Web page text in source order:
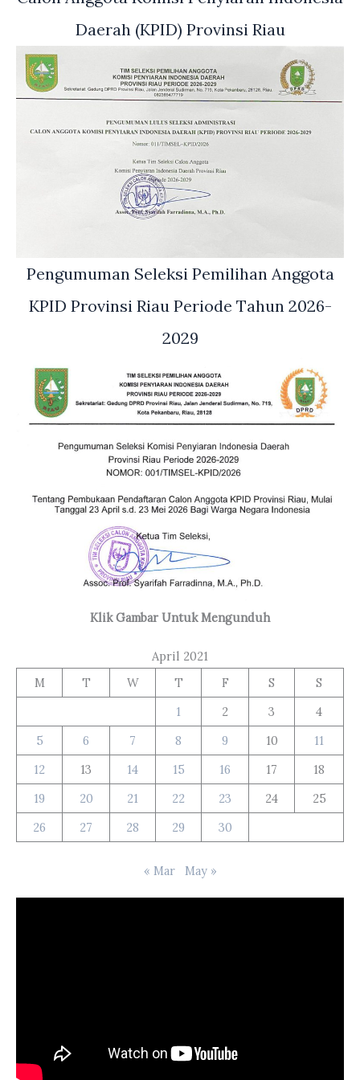
Daerah (KPID) Provinsi Riau
Pengumuman Seleksi Pemilihan Anggota
KPID Provinsi Riau Periode Tahun 2026-
2029
Klik Gambar Untuk Mengunduh
April 2021
M
T W T F S
S
1
2 3
4
5
6 7 8 9 10
11
12
13 14 15 16 17
18
19
20 21 22 23 24
25
26
27 28 29 30
« Mar May »